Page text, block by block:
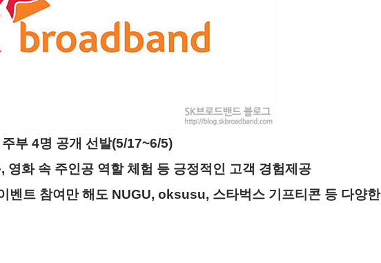
부 4명 공개 선발(5/17~6/5)
화 속 주인공 역할 체험 등 긍정적인 고객 경험제공
벤트 참여만 해도 NUGU, oksusu, 스타벅스 기프티콘 등 다양한